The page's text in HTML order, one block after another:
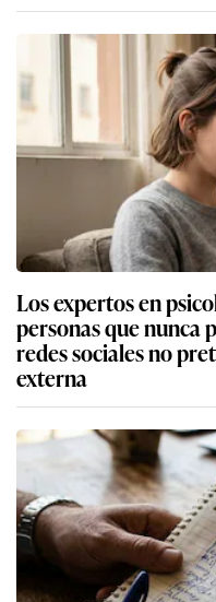
Los expertos en
personas que nunca
redes sociales no
externa